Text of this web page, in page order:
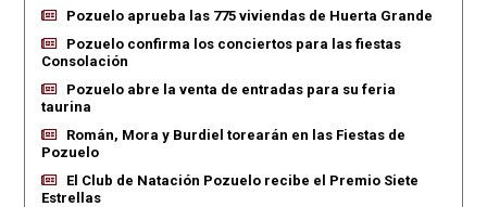
Pozuelo aprueba las 775 viviendas de Huerta Grande
Pozuelo confirma los conciertos para las fiestas
Consolación
Pozuelo abre la venta de entradas para su feria
taurina
Román, Mora y Burdiel torearán en las Fiestas de
Pozuelo
El Club de Natación Pozuelo recibe el Premio Siete
Estrellas